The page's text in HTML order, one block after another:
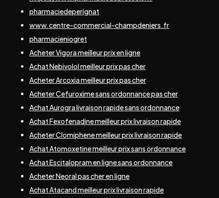
pharmaciedeperignat
www.centre-commercial-champdeniers.fr
pharmacieniogret
Acheter Vigora meilleur prix en ligne
Achat Nebivolol meilleur prix pas cher
Acheter Arcoxia meilleur prix pas cher
Acheter Cefuroxime sans ordonnance pas cher
Achat Aurogra livraison rapide sans ordonnance
Achat Fexofenadine meilleur prix livraison rapide
Acheter Clomiphene meilleur prix livraison rapide
Achat Atomoxetine meilleur prix sans ordonnance
Achat Escitalopram en ligne sans ordonnance
Acheter Neoral pas cher en ligne
Achat Atacand meilleur prix livraison rapide